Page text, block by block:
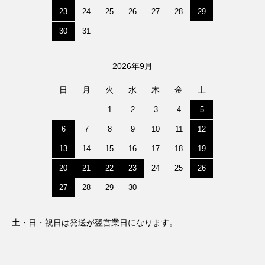
23 24 25 26 27 28 29
30 31
2026年9月
日 月 火 水 木 金 土
1 2 3 4 5
6 7 8 9 10 11 12
13 14 15 16 17 18 19
20 21 22 23 24 25 26
27 28 29 30
土・日・祝日は発送が翌営業日になります。